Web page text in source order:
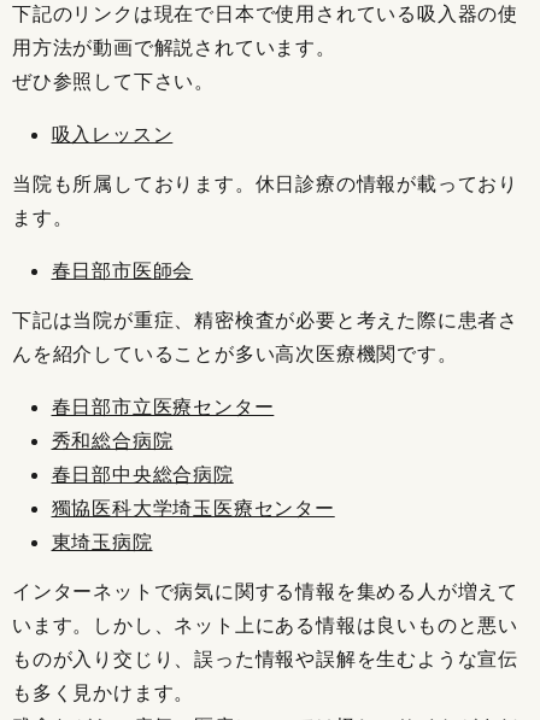
下記のリンクは現在で日本で使用されている吸入器の使
用方法が動画で解説されています。
ぜひ参照して下さい。
吸入レッスン
当院も所属しております。休日診療の情報が載っており
ます。
春日部市医師会
下記は当院が重症、精密検査が必要と考えた際に患者さ
んを紹介していることが多い高次医療機関です。
春日部市立医療センター
秀和総合病院
春日部中央総合病院
獨協医科大学埼玉医療センター
東埼玉病院
インターネットで病気に関する情報を集める人が増えて
います。しかし、ネット上にある情報は良いものと悪い
ものが入り交じり、誤った情報や誤解を生むような宣伝
も多く見かけます。